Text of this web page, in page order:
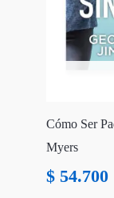
Cómo Ser
Myers
$ 54.700